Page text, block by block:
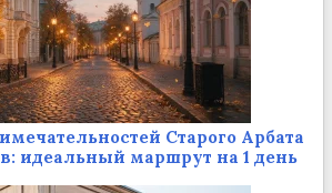
Старого Арбата
идеальный маршрут на 1 день